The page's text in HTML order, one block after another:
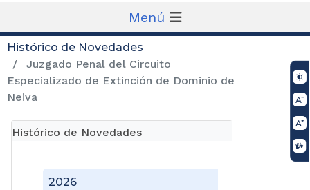
Menú
Histórico de Novedades
Juzgado Penal del Circuito
Especializado de Extinción de Dominio de
Neiva
Histórico de Novedades
2026